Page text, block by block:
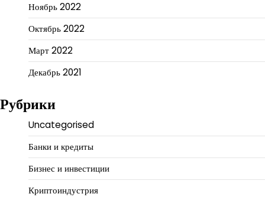
Ноябрь 2022
Октябрь 2022
Март 2022
Декабрь 2021
Рубрики
Uncategorised
Банки и кредиты
Бизнес и инвестиции
Криптоиндустрия